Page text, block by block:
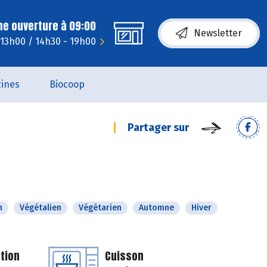
ouverture à 09:00
/ 14h30 - 19h00
Newsletter
Biocoop
Partager sur
Végétalien Végétarien Automne
Hiver
Cuisson